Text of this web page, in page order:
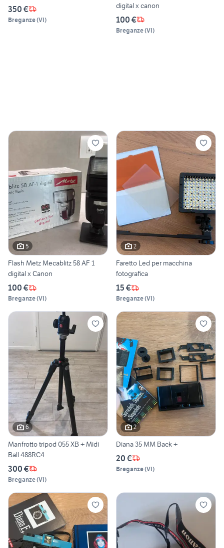
350 €
Breganze(VI)
digital x canon
100 €
Breganze(VI)
5
Flash Metz Mecablitz 58 AF 1
digital x Canon
100 €
Breganze(VI)
2
Faretto Led per macchina
fotografica
15 €
Breganze(VI)
6
Manfrotto tripod 055 XB + Midi
Ball 488RC4
300 €
Breganze(VI)
2
Diana 35 MM Back +
20 €
Breganze(VI)